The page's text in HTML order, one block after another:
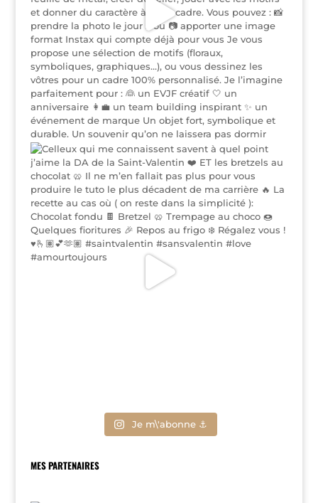
Je m\'abonne ⚓
MES PARTENAIRES